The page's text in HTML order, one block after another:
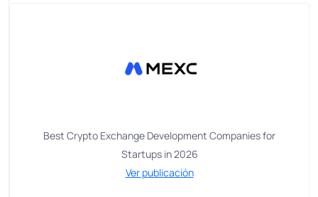
Best Crypto Exchange Development Companies for
Startups in 2026
Ver publicación